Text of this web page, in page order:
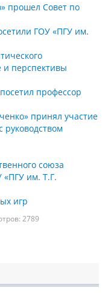
прошел Совет по
ГОУ «ПГУ им.
и перспективы
профессор
принял участие
союза
«ПГУ им. Т.Г.
игр
2789